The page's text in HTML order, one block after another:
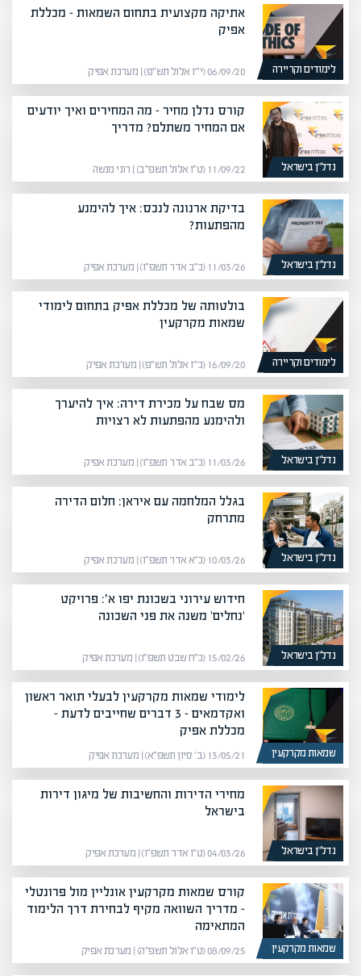
לימודים וקריירה
אתיקה מקצועית בתחום השמאות – מכללת
אפיק
06/09/20 (י״ז אלול תש״פ) | מערכת אפיק
נדל”ן בישראל
קורס נדלן מחיר – מה המחירים ואיך יודעים
אם המחיר משתלם? מדריך
11/09/22 (ט״ו אלול תשפ״ב) | רוני מנשה
נדל”ן בישראל
בדיקת ארנונה לנכס: איך להימנע
מהפתעות?
11/03/26 (כ״ב אדר תשפ״ו) | מערכת אפיק
לימודים וקריירה
בולטותה של מכללת אפיק בתחום לימודי
שמאות מקרקעין
16/09/20 (כ״ז אלול תש״פ) | מערכת אפיק
נדל”ן בישראל
מס שבח על מכירת דירה: איך להיערך
ולהימנע מהפתעות לא רצויות
11/03/26 (כ״ב אדר תשפ״ו) | מערכת אפיק
נדל”ן בישראל
בגלל המלחמה עם איראן: חלום הדירה
מתרחק
10/03/26 (כ״א אדר תשפ״ו) | מערכת אפיק
נדל”ן בישראל
חידוש עירוני בשכונת יפו א׳: פרויקט
'נחלים' משנה את פני השכונה
15/02/26 (כ״ח שבט תשפ״ו) | מערכת אפיק
שמאות מקרקעין
לימודי שמאות מקרקעין לבעלי תואר ראשון
ואקדמאים – 3 דברים שחייבים לדעת –
מכללת אפיק
13/05/21 (ב׳ סיון תשפ״א) | מערכת אפיק
נדל”ן בישראל
מחירי הדירות והחשיבות של מיגון דירות
בישראל
04/03/26 (ט״ו אדר תשפ״ו) | מערכת אפיק
שמאות מקרקעין
קורס שמאות מקרקעין אונליין מול פרונטלי
– מדריך השוואה מקיף לבחירת דרך הלימוד
המתאימה
08/09/25 (ט״ו אלול תשפ״ה) | מערכת אפיק